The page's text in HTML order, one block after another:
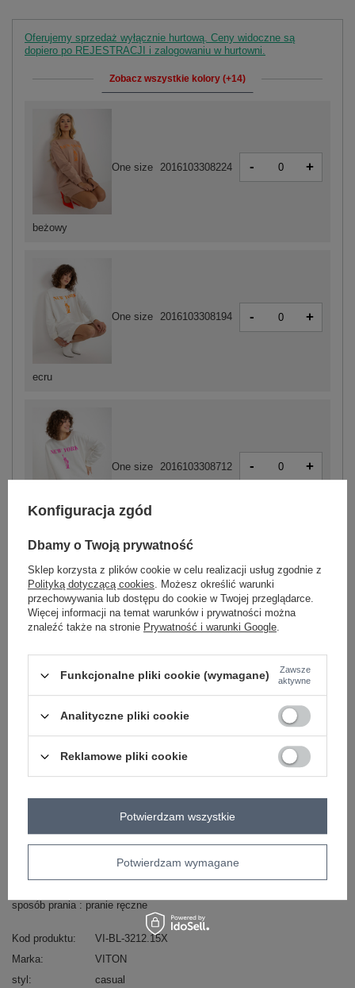
Oferujemy sprzedaż wyłącznie hurtową. Ceny widoczne są
dopiero po REJESTRACJI i zalogowaniu w hurtowni.
Zobacz wszystkie kolory (+14)
ecru
One size 2016103308194 - +
One size 2016103308712 - +
biało-zielony
One size 2016103308187 -
beżowy
One size 2016103308224 - +
Zobacz wszystkie kolory (+14)
Masz pytanie? Chętnie pomożemy.
Zadzwoń+48 601 547 740 Zadaj pytanie
sposób prania : pranie ręczne
Kod produktu
VI-BL-3212.15X
Marka
VITON
styl
casual
Konfiguracja zgód
Dbamy o Twoją prywatność
Sklep korzysta z plików cookie w celu realizacji usług zgodnie z
Polityką dotyczącą cookies. Możesz określić warunki
przechowywania lub dostępu do cookie w Twojej przeglądarce.
Więcej informacji na temat warunków i prywatności można
znaleźć także na stronie Prywatność i warunki Google.
Funkcjonalne pliki cookie (wymagane)
Zawsze
aktywne
Analityczne pliki cookie
Reklamowe pliki cookie
Potwierdzam wymagane
Potwierdzam wszystkie